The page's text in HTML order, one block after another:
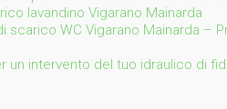
lavandino Vigarano Mainarda
scarico WC Vigarano Mainarda –
un intervento del tuo idraulico di